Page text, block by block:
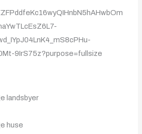
landsbyer
huse